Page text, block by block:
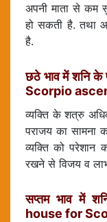
अपनी माता से कम
हो सकती है. तथा
है.
छठे भाव में शनि
Scorpio
व्यक्ति के शत्रु
पराजय का सामना
व्यक्ति को परेशान
रखने से विजय व लाभ
सप्तम भाव में
house for